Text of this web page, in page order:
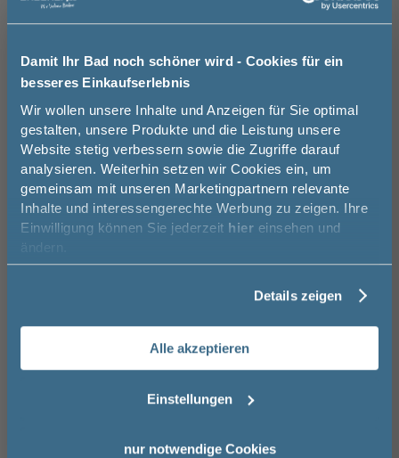
Damit Ihr Bad noch schöner wird - Cookies für ein
besseres Einkaufserlebnis
Wir wollen unsere Inhalte und Anzeigen für Sie optimal
gestalten, unsere Produkte und die Leistung unsere
Website stetig verbessern sowie die Zugriffe darauf
analysieren. Weiterhin setzen wir Cookies ein, um
gemeinsam mit unseren Marketingpartnern relevante
Inhalte und interessengerechte Werbung zu zeigen. Ihre
Einwilligung können Sie jederzeit hier einsehen und
ändern.
Details zeigen
Alle akzeptieren
Einstellungen
nur notwendige Cookies
Basispreis 995,00 €
keine Optionen mit Aufpreis ausgewählt
Gesamtpreis 995,00 €
Versandkostenfrei innerhalb Deutschlands
In den Warenkorb
Jetzt 50 € sparen!
Melde Sie sich hier zu unserem
Newsletter an und sparen Sie
50€* auf Ihre Bestellung!
Email
Anmelden